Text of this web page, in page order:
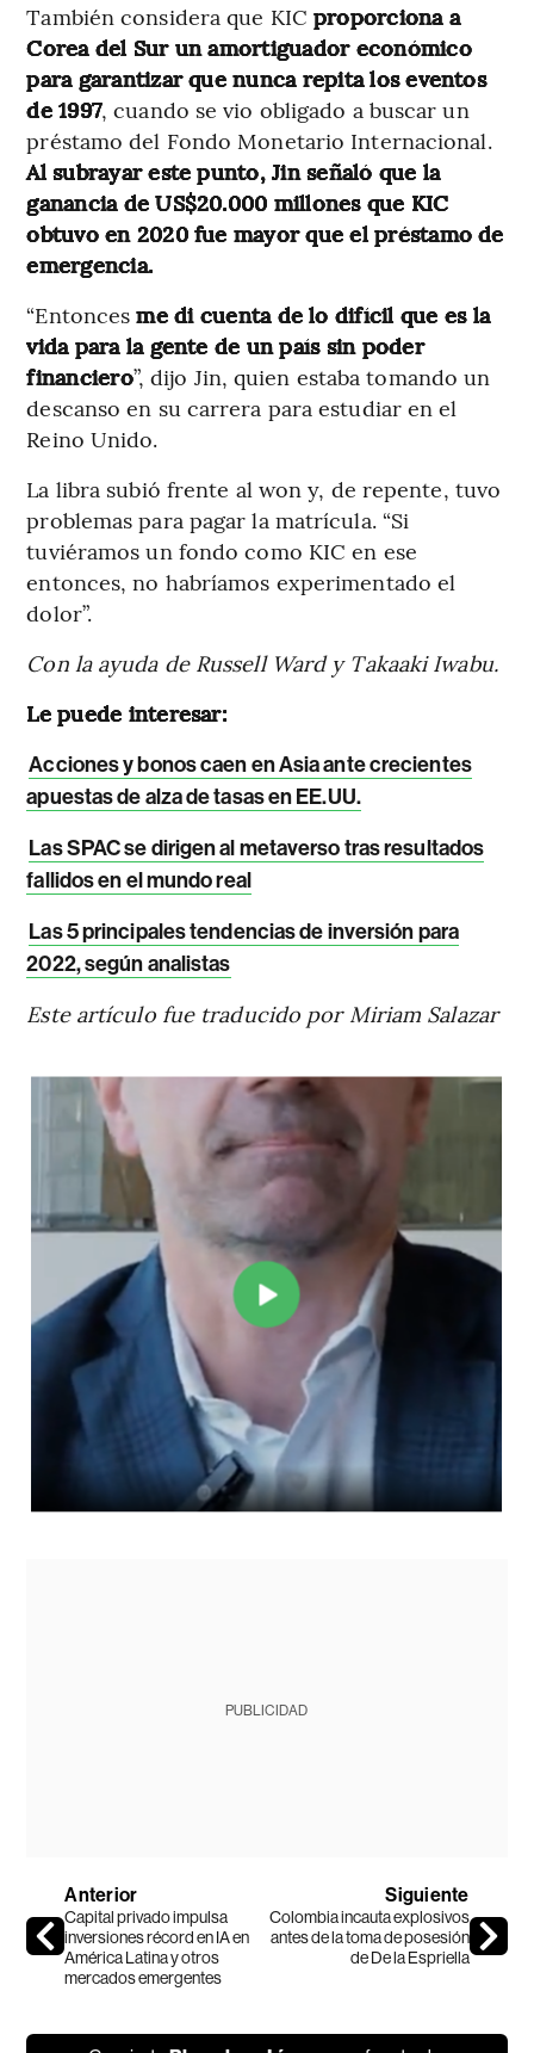
También considera que KIC proporciona a
Corea del Sur un amortiguador económico
para garantizar que nunca repita los eventos
de 1997, cuando se vio obligado a buscar un
préstamo del Fondo Monetario Internacional.
Al subrayar este punto, Jin señaló que la
ganancia de US$20.000 millones que KIC
obtuvo en 2020 fue mayor que el préstamo de
emergencia.
“Entoncesme di cuenta de lo difícil que es la
vida para la gente de un país sin poder
financiero”, dijo Jin, quien estaba tomando un
descanso en su carrera para estudiar en el
Reino Unido.
La libra subió frente al won y, de repente, tuvo
problemas para pagar la matrícula. “Si
tuviéramos un fondo como KIC en ese
entonces, no habríamos experimentado el
dolor”.
Con la ayuda de Russell Ward y Takaaki Iwabu.
Le puede interesar:
Acciones y bonos caen en Asia ante crecientes
apuestas de alza de tasas en EE.UU.
Las SPAC se dirigen al metaverso tras resultados
fallidos en el mundo real
Las 5 principales tendencias de inversión para
2022, según analistas
Este artículo fue traducido por Miriam Salazar
PUBLICIDAD
Anterior
Capital privado impulsa
inversiones récord en IA en
América Latina y otros
mercados emergentes
Siguiente
Colombia incauta explosivos
antes de la toma de posesión
de De la Espriella